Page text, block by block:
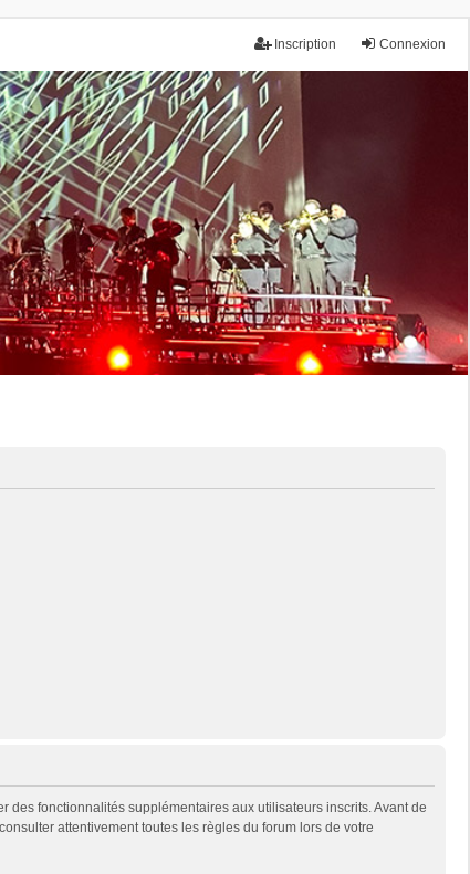
Connexion
Inscription
des fonctionnalités supplémentaires aux utilisateurs inscrits. Avant de
attentivement toutes les règles du forum lors de votre